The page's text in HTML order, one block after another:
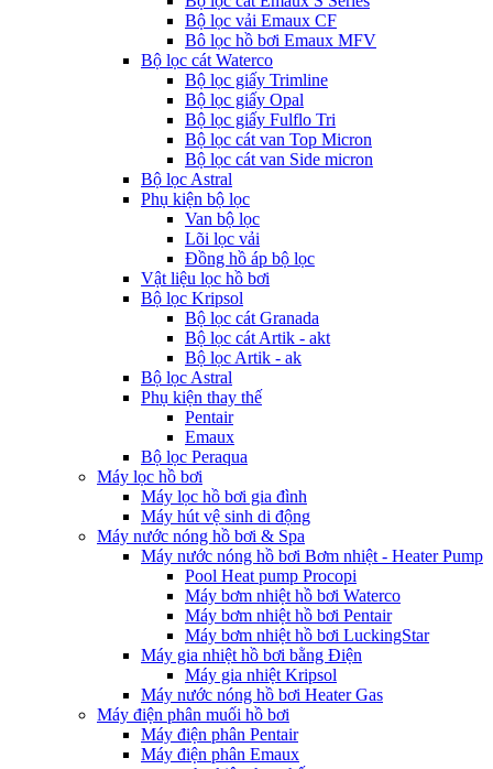
Bộ lọc vải Emaux CF
Bô lọc hồ bơi Emaux MFV
Bộ lọc cát Waterco
Bộ lọc giấy Trimline
Bộ lọc giấy Opal
Bộ lọc giấy Fulflo Tri
Bộ lọc cát van Top Micron
Bộ lọc cát van Side micron
Bộ lọc Astral
Phụ kiện bộ lọc
Van bộ lọc
Lõi lọc vải
Đồng hồ áp bộ lọc
Vật liệu lọc hồ bơi
Bộ lọc Kripsol
Bộ lọc cát Granada
Bộ lọc cát Artik - akt
Bộ lọc Artik - ak
Bộ lọc Astral
Phụ kiện thay thế
Pentair
Emaux
Bộ lọc Peraqua
Máy lọc hồ bơi
Máy lọc hồ bơi gia đình
Máy hút vệ sinh di động
Máy nước nóng hồ bơi & Spa
Máy nước nóng hồ bơi Bơm nhiệt - Heater Pump
Pool Heat pump Procopi
Máy bơm nhiệt hồ bơi Waterco
Máy bơm nhiệt hồ bơi Pentair
Máy bơm nhiệt hồ bơi LuckingStar
Máy gia nhiệt hồ bơi bằng Điện
Máy gia nhiệt Kripsol
Máy nước nóng hồ bơi Heater Gas
Máy điện phân muối hồ bơi
Máy điện phân Pentair
Máy điện phân Emaux